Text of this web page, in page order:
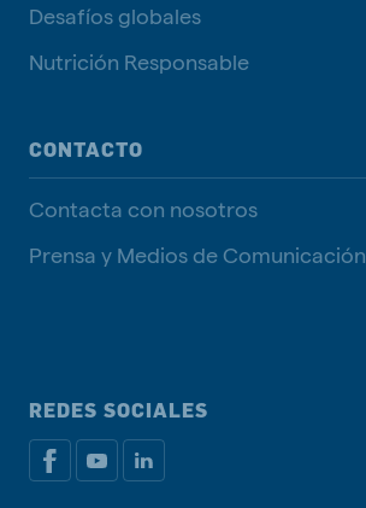
Desafíos globales
Nutrición Responsable
CONTACTO
Contacta con nosotros
Prensa y Medios de Comunicación
REDES SOCIALES